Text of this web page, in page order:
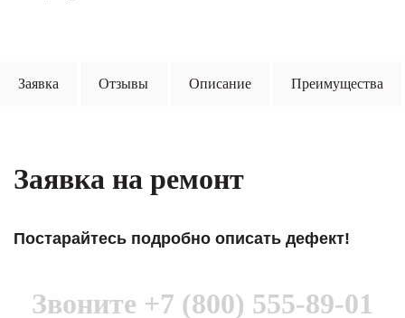
Заявка Отзывы Описание Преимущества
Заявка на ремонт
Постарайтесь подробно описать дефект!
Звоните +7 (800) 555-89-01